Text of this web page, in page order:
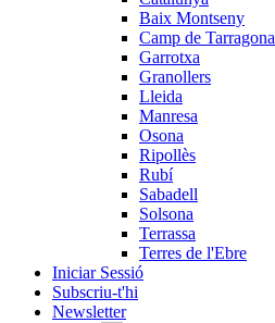
Baix Montseny
Camp de Tarragona
Garrotxa
Granollers
Lleida
Manresa
Osona
Ripollès
Rubí
Sabadell
Solsona
Terrassa
Terres de l'Ebre
Iniciar Sessió
Subscriu-t'hi
Newsletter